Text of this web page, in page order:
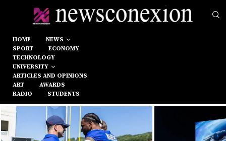
HOME
NEWS
SPORT
ECONOMY
TECHNOLOGY
UNIVERSITY
ARTICLES AND OPINIONS
ART
AWARDS
RADIO
STUDENTS